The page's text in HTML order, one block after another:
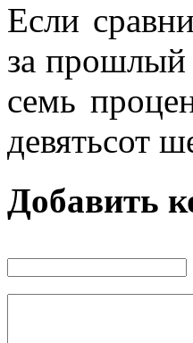
Если
за прошлый
семь
девятьсот
Добавить